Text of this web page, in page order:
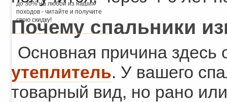
Почему спальники
Основная причина здесь
утеплитель. У вашего
товарный вид, но рано
до 30% на любой из наших
походов - читайте и получите
свою скидку!